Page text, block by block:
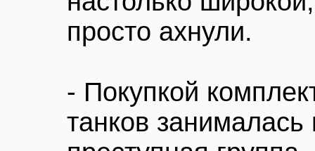
просто ахнули.
- Покупкой
танков